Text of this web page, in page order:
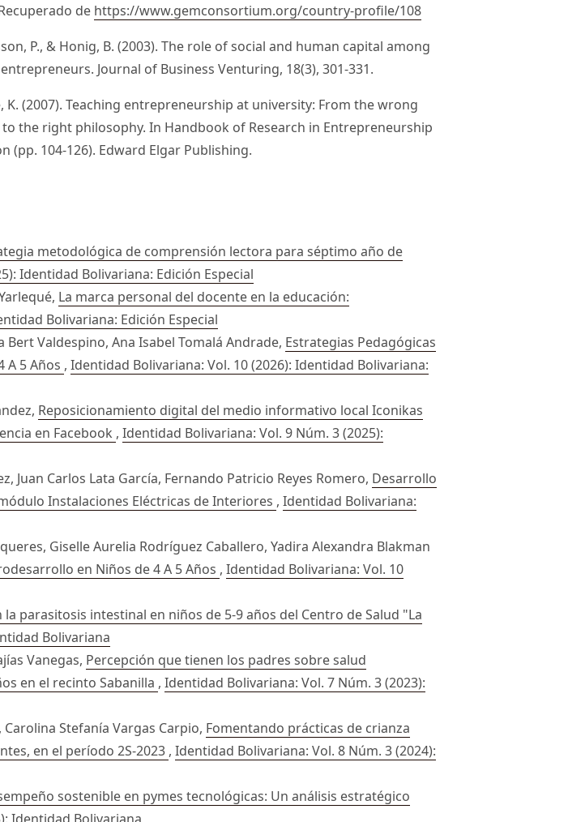
de https://www.gemconsortium.org/country-profile/108
P., & Honig, B. (2003). The role of social and human capital among
Journal of Business Venturing, 18(3), 301-331.
K. (2007). Teaching entrepreneurship at university: From the wrong
the right philosophy. In Handbook of Research in Entrepreneurship
(pp. 104-126). Edward Elgar Publishing.
metodológica de comprensión lectora para séptimo año de
Identidad Bolivariana: Edición Especial
La marca personal del docente en la educación:
Bolivariana: Edición Especial
Valdespino, Ana Isabel Tomalá Andrade, Estrategias Pedagógicas
A 5 Años ,Identidad Bolivariana: Vol. 10 (2026): Identidad Bolivariana:
Reposicionamiento digital del medio informativo local Iconikas
en Facebook ,Identidad Bolivariana: Vol. 9 Núm. 3 (2025):
Juan Carlos Lata García, Fernando Patricio Reyes Romero, Desarrollo
Instalaciones Eléctricas de Interiores ,Identidad Bolivariana:
Giselle Aurelia Rodríguez Caballero, Yadira Alexandra Blakman
en Niños de 4 A 5 Años ,Identidad Bolivariana: Vol. 10
parasitosis intestinal en niños de 5-9 años del Centro de Salud "La
Bolivariana
Vanegas, Percepción que tienen los padres sobre salud
en el recinto Sabanilla ,Identidad Bolivariana: Vol. 7 Núm. 3 (2023):
Stefanía Vargas Carpio, Fomentando prácticas de crianza
en el período 2S-2023 ,Identidad Bolivariana: Vol. 8 Núm. 3 (2024):
sostenible en pymes tecnológicas: Un análisis estratégico